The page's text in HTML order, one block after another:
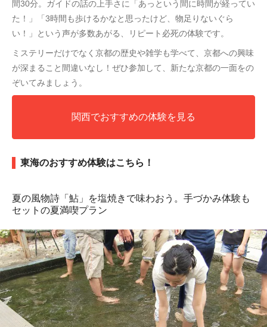
間30分。ガイドの話の上手さに「あっという間に時間が経ってい
た！」「3時間も歩けるかなと思ったけど、物足りないぐら
い！」という声が多数あがる、リピート必死の体験です。
ミステリーだけでなく京都の歴史や雑学も学べて、京都への興味
が深まること間違いなし！ぜひ参加して、新たな京都の一面をの
ぞいてみましょう。
関西でおすすめの体験を見る
東海のおすすめ体験はこちら！
夏の風物詩「鮎」を塩焼きで味わおう。手づかみ体験も
セットの夏満喫プラン